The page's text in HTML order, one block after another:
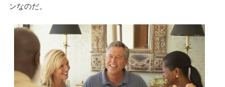
ンなのだ。